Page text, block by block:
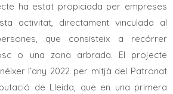
ha estat propiciada per empreses
activitat, directament vinculada al
que consisteix a recórrer
o una zona arbrada. El projecte
l’any 2022 per mitjà del Patronat
de Lleida, que en una primera